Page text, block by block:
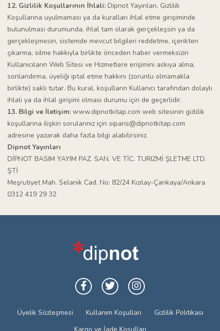
12. Gizlilik Koşullarının İhlali: Dipnot Yayınları, Gizlilik
Koşullarına uyulmaması ya da kuralları ihlal etme girişiminde
bulunulması durumunda, ihlal tam olarak gerçekleşsin ya da
gerçekleşmesin, sistemde mevcut bilgileri reddetme, içerikten
çıkarma, silme hakkıyla birlikte önceden haber vermeksizin
Kullanıcıların Web Sitesi ve Hizmetlere erişimini askıya alma,
sonlandırma, üyeliği iptal etme hakkını (zorunlu olmamakla
birlikte) saklı tutar. Bu kural, koşulların Kullanıcı tarafından dolaylı
ihlali ya da ihlal girişimi olması durumu için de geçerlidir.
13. Bilgi ve İletişim: www.dipnotkitap.com web sitesinin gizlilik
koşullarına ilişkin sorularınız için siparis@dipnotkitap.com
adresine yazarak daha fazla bilgi alabilirsiniz.
Dipnot Yayınları
DİPNOT BASIM YAYIM PAZ. SAN. VE TİC. TURIZMİ ŞLETME LTD.
ŞTİ
Meşrutiyet Mah. Selanik Cad. No: 82/24 Kızılay-Çankaya/Ankara
0312 419 29 32
Üyelik Sözleşmesi Kullanım Koşulları
Gizlilik Politikası